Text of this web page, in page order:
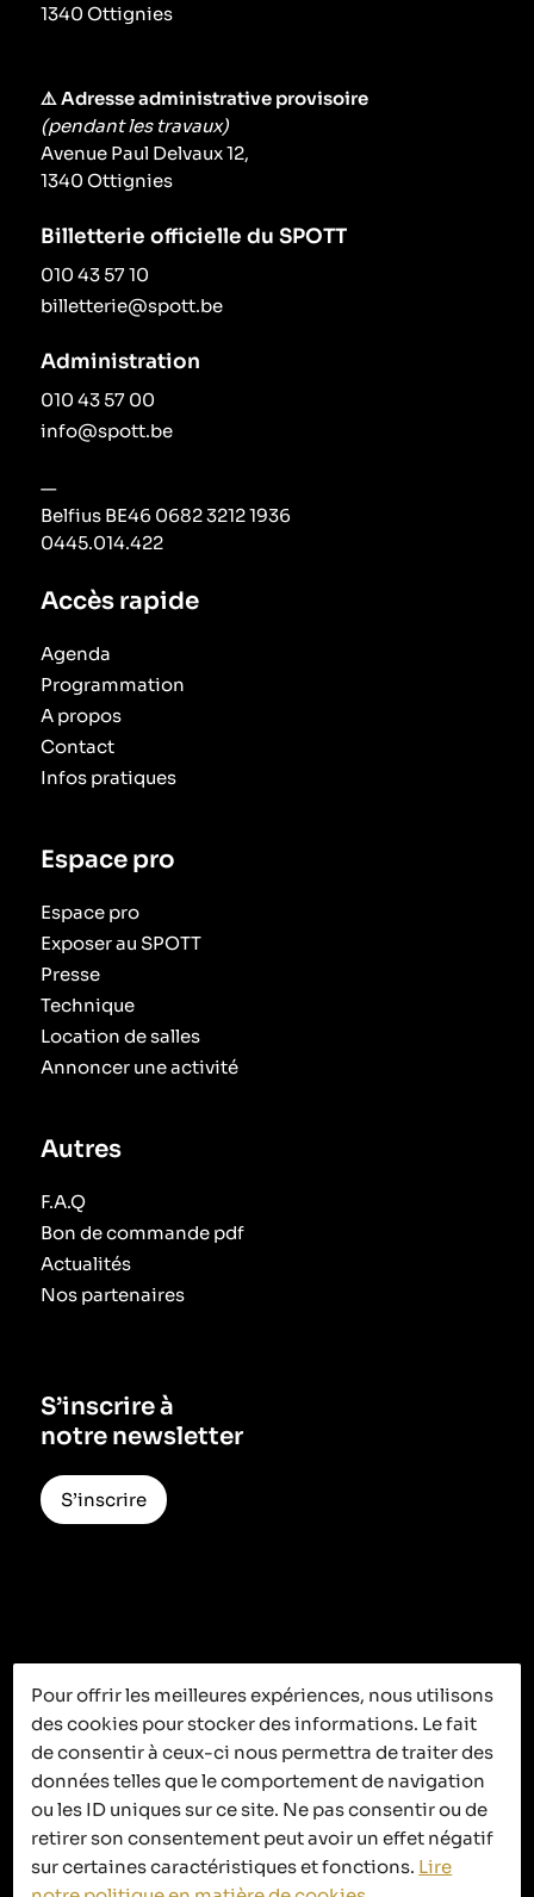
C’est ici que
ça se passe
Accès rapide
Agenda
Programmation
A propos
Contact
Infos pratiques
Espace pro
Espace pro
Exposer au SPOTT
Presse
Technique
Location de salles
Annoncer une activité
Autres
F.A.Q
Bon de commande pdf
Actualités
Nos partenaires
S’inscrire à
notre newsletter
S’inscrire
1340 Ottignies
⚠️ Adresse administrative provisoire
(pendant les travaux)
Avenue Paul Delvaux 12,
1340 Ottignies
Billetterie officielle du SPOTT
010 43 57 10
billetterie@spott.be
Administration
010 43 57 00
info@spott.be
—
Belfius BE46 0682 3212 1936
0445.014.422
Pour offrir les meilleures expériences, nous utilisons
des cookies pour stocker des informations. Le fait
de consentir à ceux-ci nous permettra de traiter des
données telles que le comportement de navigation
ou les ID uniques sur ce site. Ne pas consentir ou de
retirer son consentement peut avoir un effet négatif
sur certaines caractéristiques et fonctions. Lire